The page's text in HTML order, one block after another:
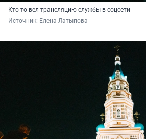
Кто-то вел трансляцию службы в соцсети
Источник: Елена Латыпова